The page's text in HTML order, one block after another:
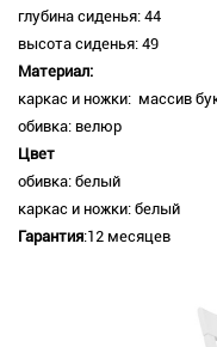
глубина сиденья: 44
высота сиденья: 49
Материал:
каркас и ножки: массив
обивка: велюр
Цвет
обивка: белый
каркас и ножки: белый
Гарантия:12 месяцев